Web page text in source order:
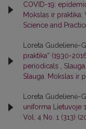
COVID-19:
Mokslas ir praktika:
Science and
Loreta Gudelienė-
praktika” (1930-
periodicals ,
Slauga. Mokslas ir
Loreta Gudelienė-
uniforma Lietuvoje
Vol. 4 No. 1 (313)